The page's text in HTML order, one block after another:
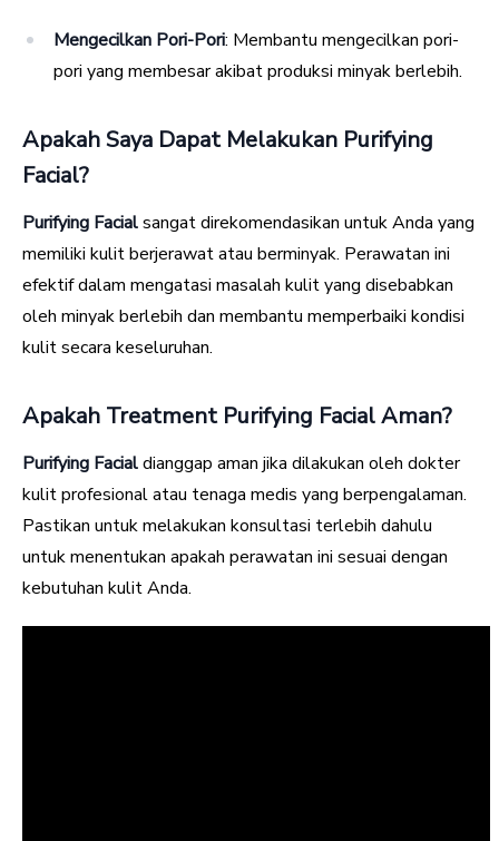
Mengecilkan Pori-Pori: Membantu mengecilkan pori-
pori yang membesar akibat produksi minyak berlebih.
Apakah Saya Dapat Melakukan Purifying
Facial?
Purifying Facialsangat direkomendasikan untuk Anda yang
memiliki kulit berjerawat atau berminyak. Perawatan ini
efektif dalam mengatasi masalah kulit yang disebabkan
oleh minyak berlebih dan membantu memperbaiki kondisi
kulit secara keseluruhan.
Apakah Treatment Purifying Facial Aman?
Purifying Facialdianggap aman jika dilakukan oleh dokter
kulit profesional atau tenaga medis yang berpengalaman.
Pastikan untuk melakukan konsultasi terlebih dahulu
untuk menentukan apakah perawatan ini sesuai dengan
kebutuhan kulit Anda.